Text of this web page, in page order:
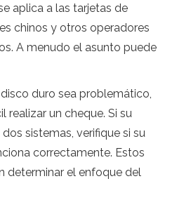
aplica a las tarjetas de
chinos y otros operadores
A menudo el asunto puede
duro sea problemático,
realizar un cheque. Si su
sistemas, verifique si su
correctamente. Estos
determinar el enfoque del